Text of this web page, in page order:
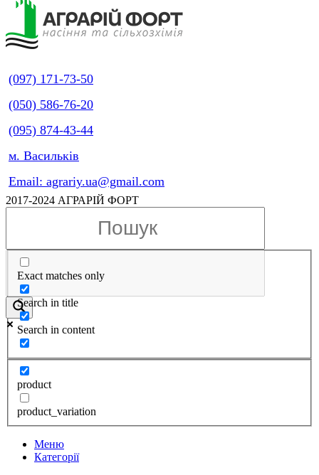
(097) 171-73-50
(050) 586-76-20
(095) 874-43-44
м. Васильків
Email: agrariy.ua@gmail.com
2017-2024 АГРАРІЙ ФОРТ
Exact matches only
Search in title
Search in content
product
product_variation
Меню
Категорії